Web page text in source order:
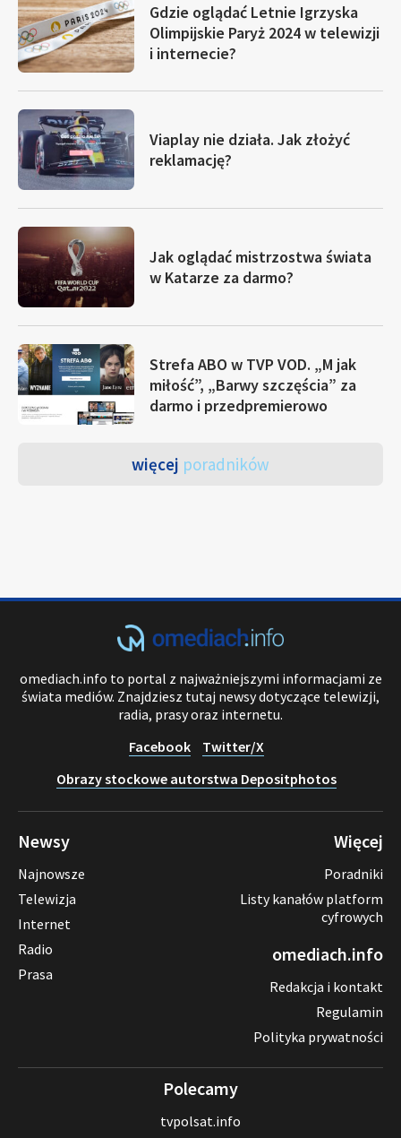
Gdzie oglądać Letnie Igrzyska
Olimpijskie Paryż 2024 w telewizji
i internecie?
Viaplay nie działa. Jak złożyć
reklamację?
Jak oglądać mistrzostwa świata
w Katarze za darmo?
Strefa ABO w TVP VOD. „M jak
miłość”, „Barwy szczęścia” za
darmo i przedpremierowo
więcej poradników
omediach.info to portal z najważniejszymi informacjami ze
świata mediów. Znajdziesz tutaj newsy dotyczące telewizji,
radia, prasy oraz internetu.
Facebook
Twitter/X
Obrazy stockowe autorstwa Depositphotos
Newsy
Najnowsze
Telewizja
Internet
Radio
Prasa
Więcej
Poradniki
Listy kanałów platform
cyfrowych
omediach.info
Redakcja i kontakt
Regulamin
Polityka prywatności
Polecamy
tvpolsat.info